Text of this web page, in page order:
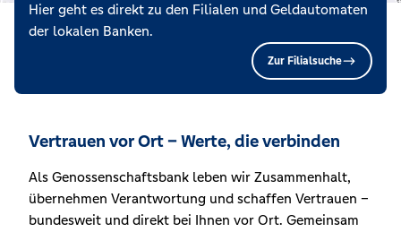
Hier geht es direkt zu den Filialen und Geldautomaten
der lokalen Banken.
Zur Filialsuche
Vertrauen vor Ort – Werte, die verbinden
Als Genossenschaftsbank leben wir Zusammenhalt,
übernehmen Verantwortung und schaffen Vertrauen –
bundesweit und direkt bei Ihnen vor Ort. Gemeinsam